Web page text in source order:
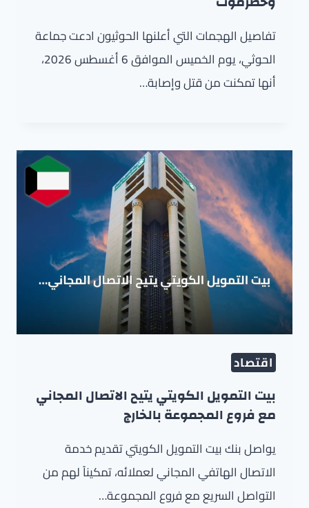
تفاصيل الهجمات التي أعلنها الحوثيون ادعت جماعة
الحوثي، يوم الخميس الموافق 6 أغسطس 2026،
أنها تمكنت من قتل وإصابة…
اقتصاد
بيت التمويل الكويتي يتيح الاتصال المجاني
مع فروع المجموعة بالخارج
يواصل بنك بيت التمويل الكويتي تقديم خدمة
الاتصال الهاتفي المجاني لعملائه، تمكيناً لهم من
التواصل السريع مع فروع المجموعة…